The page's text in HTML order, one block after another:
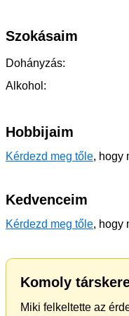
Szokásaim
Dohányzás:
Alkohol:
Hobbijaim
Kérdezd meg tőle, hogy
Kedvenceim
Kérdezd meg tőle, hogy
Komoly
Miki felkeltette az